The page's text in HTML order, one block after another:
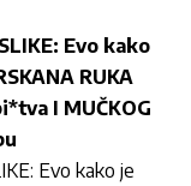
Evo kako
RUKA
I MUČKOG
Evo kako je